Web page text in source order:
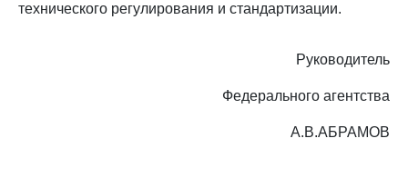
технического регулирования и стандартизации.
Руководитель
Федерального агентства
А.В.АБРАМОВ